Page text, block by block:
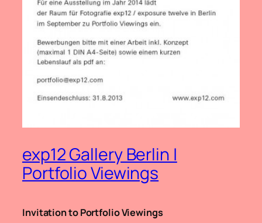
exp12 Gallery Berlin |
Portfolio Viewings
Invitation to Portfolio Viewings